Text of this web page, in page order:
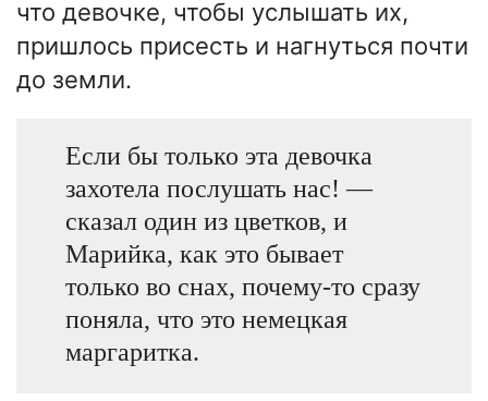
что девочке, чтобы услышать их,
пришлось присесть и нагнуться почти
до земли.
Если бы только эта девочка
захотела послушать нас! —
сказал один из цветков, и
Марийка, как это бывает
только во снах, почему-то сразу
поняла, что это немецкая
маргаритка.